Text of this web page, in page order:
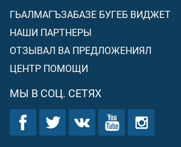
ГЬАЛМАГЪЗАБАЗЕ БУГЕБ ВИДЖЕТ
НАШИ ПАРТНЕРЫ
ОТЗЫВАЛ ВА ПРЕДЛОЖЕНИЯЛ
ЦЕНТР ПОМОЩИ
МЫ В СОЦ. СЕТЯХ